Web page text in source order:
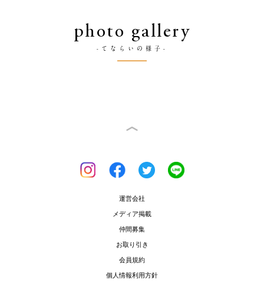
photo gallery
-てならいの様子-
運営会社
メディア掲載
仲間募集
お取り引き
会員規約
個人情報利用方針